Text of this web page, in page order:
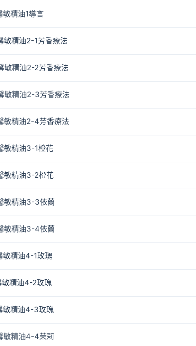
敏精油1導言
敏精油2-1芳香療法
敏精油2-2芳香療法
敏精油2-3芳香療法
敏精油2-4芳香療法
敏精油3-1橙花
敏精油3-2橙花
敏精油3-3依蘭
敏精油3-4依蘭
敏精油4-1玫瑰
敏精油4-2玫瑰
敏精油4-3玫瑰
敏精油4-4茉莉